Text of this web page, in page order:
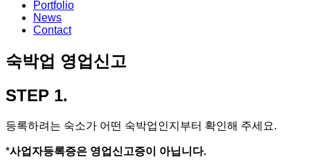
Portfolio
News
Contact
숙박업 영업신고
STEP 1.
등록하려는 숙소가 어떤 숙박업인지부터 확인해 주세요.
*사업자등록증은 영업신고증이 아닙니다.